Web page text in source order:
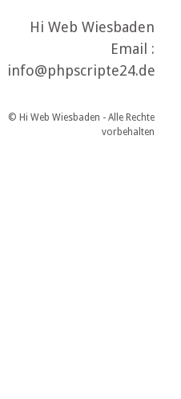
Hi Web Wiesbaden
Email :
info@phpscripte24.de
© Hi Web Wiesbaden - Alle Rechte
vorbehalten